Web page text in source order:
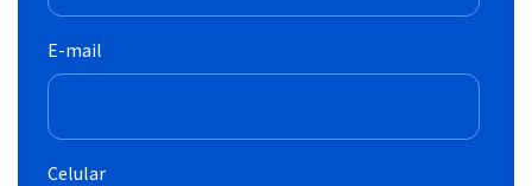
E-mail
Celular